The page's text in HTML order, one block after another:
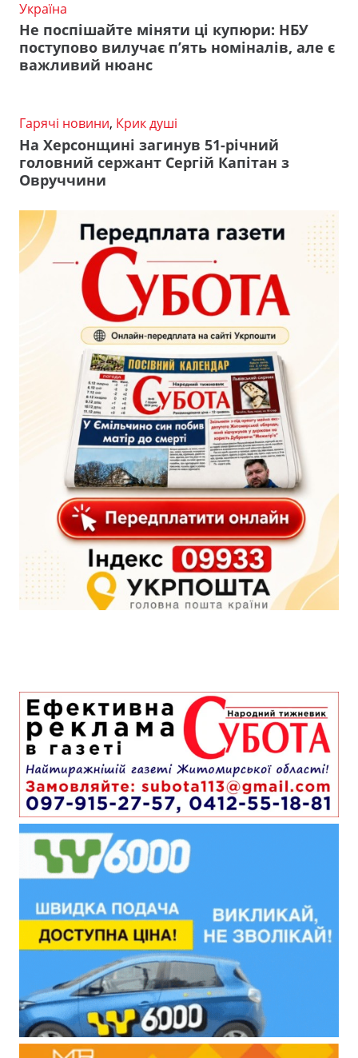
Україна
Не поспішайте міняти ці купюри: НБУ
поступово вилучає п’ять номіналів, але є
важливий нюанс
Гарячі новини, Крик душі
На Херсонщині загинув 51-річний
головний сержант Сергій Капітан з
Овруччини